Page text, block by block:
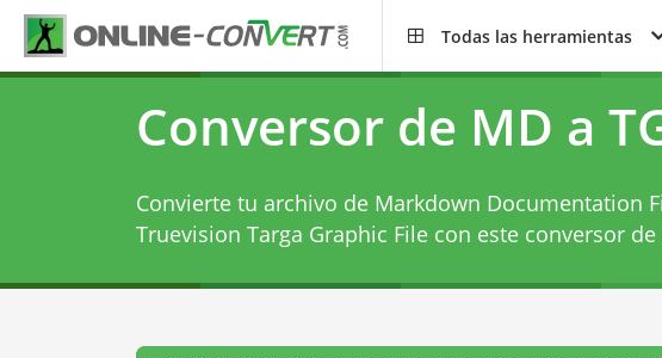
Todas las herramientas
Conversor de MD a
Convierte tu archivo de Markdown Documentation
Truevision Targa Graphic File con este conversor de